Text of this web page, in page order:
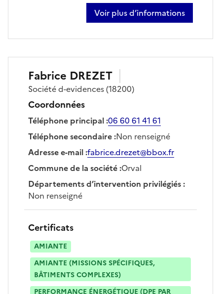
Voir plus d’informations
sur franck cespedes
Fabrice DREZET
Sociétéd-evidences(18200)
Coordonnées
Téléphone principal:06 60 61 41 61
Téléphone secondaire:Non renseigné
Adresse e-mail:fabrice.drezet@bbox.fr
Commune de la société:Orval
Départements d’intervention privilégiés:
Non renseigné
Certificats
AMIANTE
AMIANTE (MISSIONS SPÉCIFIQUES,
BÂTIMENTS COMPLEXES)
PERFORMANCE ÉNERGÉTIQUE (DPE PAR